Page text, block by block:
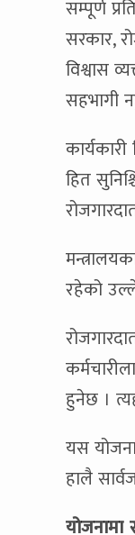
सम्पूर्ण
सरकार,
विश्वास
सहभागी
हित
रहेको
हुनेछ ।
यस
हालै